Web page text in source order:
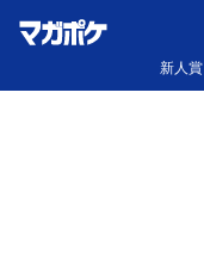
新人賞